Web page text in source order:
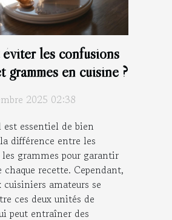
les confusions
grammes en cuisine ?
2025 02:38
essentiel de bien
différence entre les
grammes pour garantir
chaque recette. Cependant,
cuisiniers amateurs se
ces deux unités de
peut entraîner des